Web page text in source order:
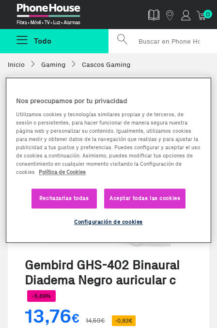
0
Todo
Inicio Gaming Cascos Gaming
Gembird GHS-402 Binaural
Diadema Negro auricular c
-5,69%
13,76€ 14,59€ -0,83€
Nos preocupamos por tu privacidad
Utilizamos cookies y tecnologías similares propias y de terceros, de
sesión o persistentes, para hacer funcionar de manera segura nuestra
página web y personalizar su contenido. Igualmente, utilizamos cookies
para medir y obtener datos de la navegación que realizas y para ajustar la
publicidad a tus gustos y preferencias. Puedes configurar y aceptar el uso
de cookies a continuación. Asimismo, puedes modificar tus opciones de
consentimiento en cualquier momento visitando la Configuración de
cookies
Política de Cookies
Rechazarlas todas Aceptar todas las cookies
Configuración de cookies